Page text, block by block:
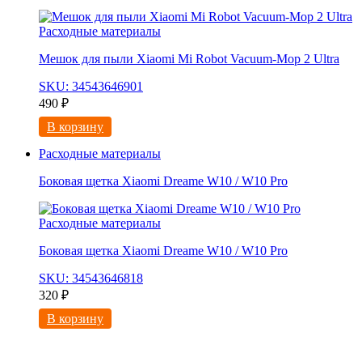
Расходные материалы
Мешок для пыли Xiaomi Mi Robot Vacuum-Mop 2 Ultra
SKU: 34543646901
490 ₽
В корзину
Расходные материалы
Боковая щетка Xiaomi Dreame W10 / W10 Pro
Расходные материалы
Боковая щетка Xiaomi Dreame W10 / W10 Pro
SKU: 34543646818
320 ₽
В корзину